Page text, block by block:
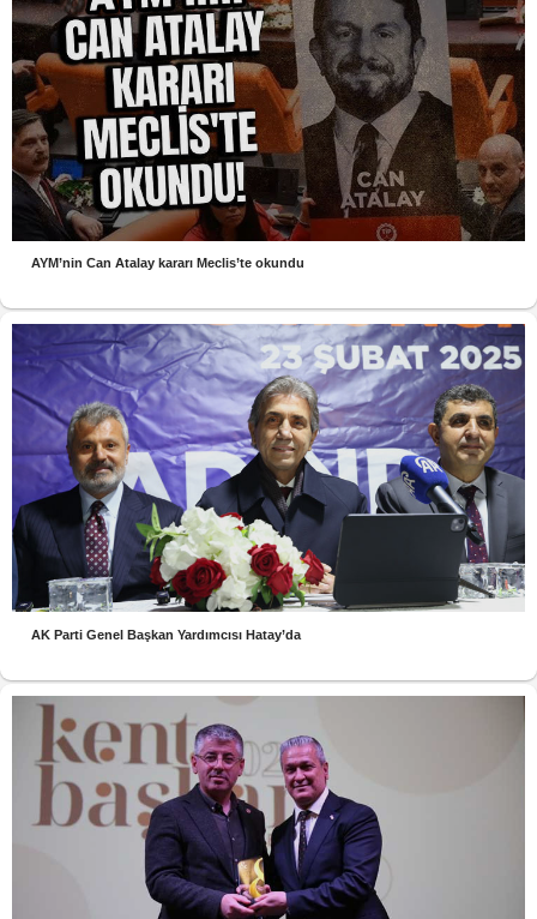
AYM’nin Can Atalay kararı Meclis’te okundu
AK Parti Genel Başkan Yardımcısı Hatay’da